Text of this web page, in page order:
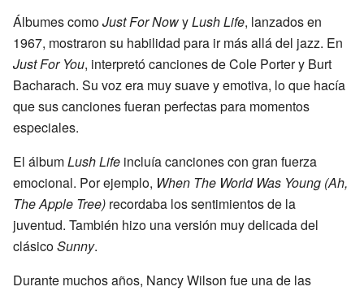
Álbumes comoJust For NowyLush Life, lanzados en
1967, mostraron su habilidad para ir más allá del jazz. En
Just For You, interpretó canciones de Cole Porter y Burt
Bacharach. Su voz era muy suave y emotiva, lo que hacía
que sus canciones fueran perfectas para momentos
especiales.
El álbumLush Life incluía canciones con gran fuerza
emocional. Por ejemplo, When The World Was Young (Ah,
The Apple Tree) recordaba los sentimientos de la
juventud. También hizo una versión muy delicada del
clásicoSunny.
Durante muchos años, Nancy Wilson fue una de las